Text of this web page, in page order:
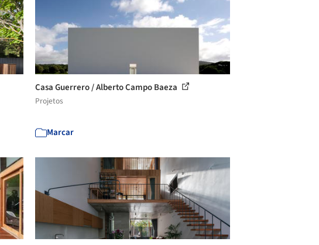
Casa Guerrero / Alberto Campo Baeza
Projetos
Marcar